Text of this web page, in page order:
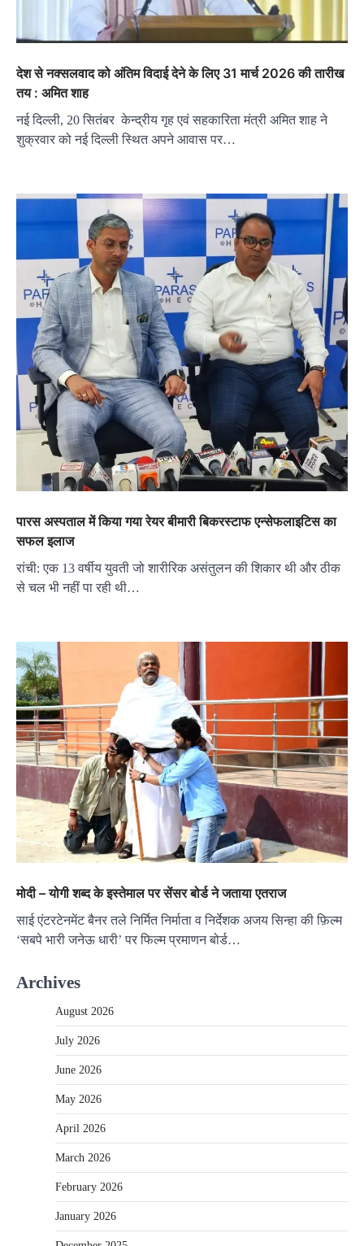
देश से नक्सलवाद को अंतिम विदाई देने के लिए 31 मार्च 2026 की तारीख
तय : अमित शाह
नई दिल्ली, 20 सितंबर केन्द्रीय गृह एवं सहकारिता मंत्री अमित शाह ने
शुक्रवार को नई दिल्ली स्थित अपने आवास पर…
पारस अस्पताल में किया गया रेयर बीमारी बिकरस्टाफ एन्सेफलाइटिस का
सफल इलाज
रांची: एक 13 वर्षीय युवती जो शारीरिक असंतुलन की शिकार थी और ठीक
से चल भी नहीं पा रही थी…
मोदी – योगी शब्द के इस्तेमाल पर सेंसर बोर्ड ने जताया एतराज
साई एंटरटेनमेंट बैनर तले निर्मित निर्माता व निर्देशक अजय सिन्हा की फ़िल्म
‘सबपे भारी जनेऊ धारी’ पर फिल्म प्रमाणन बोर्ड…
Archives
August 2026
July 2026
June 2026
May 2026
April 2026
March 2026
February 2026
January 2026